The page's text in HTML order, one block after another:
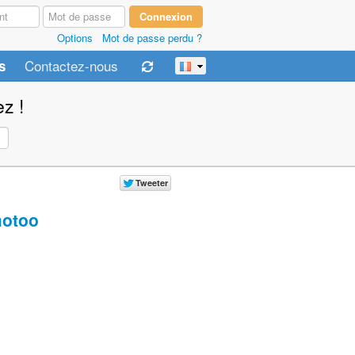
Options Mot de passe perdu ?
Contactez-nous
!